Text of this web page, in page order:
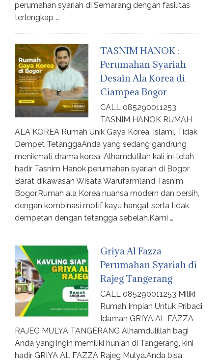
perumahan syariah di Semarang dengan fasilitas
terlengkap …
TASNIM HANOK :
Perumahan Syariah
Desain Ala Korea di
Ciampea Bogor
CALL 085290011253
TASNIM HANOK RUMAH
ALA KOREA Rumah Unik Gaya Korea, Islami, Tidak
Dempet TetanggaAnda yang sedang gandrung
menikmati drama korea, Alhamdulilah kali ini telah
hadir Tasnim Hanok perumahan syariah di Bogor
Barat dikawasan Wisata Warufarmland Tasnim
Bogor.Rumah ala Korea nuansa modern dan bersih,
dengan kombinasi motif kayu hangat serta tidak
dempetan dengan tetangga sebelah.Kami …
Griya Al Fazza
Perumahan Syariah di
Rajeg Tangerang
CALL 085290011253 Miliki
Rumah Impian Untuk Pribadi
Idaman GRIYA AL FAZZA
RAJEG MULYA TANGERANG Alhamdulillah bagi
Anda yang ingin memiliki hunian di Tangerang, kini
hadir GRIYA AL FAZZA Rajeg Mulya.Anda bisa